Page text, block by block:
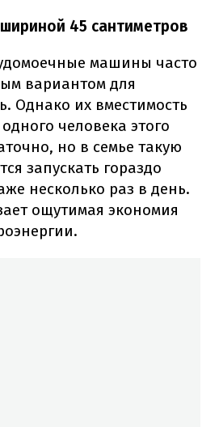
45 сантиметров
машины часто
вариантом для
Однако их вместимость
человека этого
но в семье такую
запускать гораздо
несколько раз в день.
ощутимая экономия